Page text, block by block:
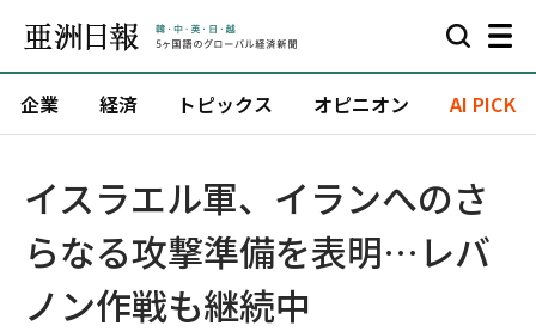
企業 経済 トピックス オピニオン AI PICK
イスラエル軍、イランへのさ
らなる攻撃準備を表明…レバ
ノン作戦も継続中